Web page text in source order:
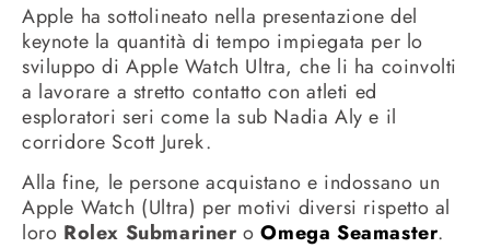
Apple ha sottolineato nella presentazione del
keynote la quantità di tempo impiegata per lo
sviluppo di Apple Watch Ultra, che li ha coinvolti
a lavorare a stretto contatto con atleti ed
esploratori seri come la sub Nadia Aly e il
corridore Scott Jurek.
Alla fine, le persone acquistano e indossano un
Apple Watch (Ultra) per motivi diversi rispetto al
loro Rolex SubmarineroOmega Seamaster.